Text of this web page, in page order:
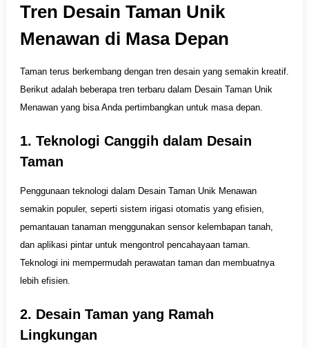
Tren Desain Taman Unik
Menawan di Masa Depan
Taman terus berkembang dengan tren desain yang semakin kreatif.
Berikut adalah beberapa tren terbaru dalam Desain Taman Unik
Menawan yang bisa Anda pertimbangkan untuk masa depan.
1. Teknologi Canggih dalam Desain
Taman
Penggunaan teknologi dalam Desain Taman Unik Menawan
semakin populer, seperti sistem irigasi otomatis yang efisien,
pemantauan tanaman menggunakan sensor kelembapan tanah,
dan aplikasi pintar untuk mengontrol pencahayaan taman.
Teknologi ini mempermudah perawatan taman dan membuatnya
lebih efisien.
2. Desain Taman yang Ramah
Lingkungan